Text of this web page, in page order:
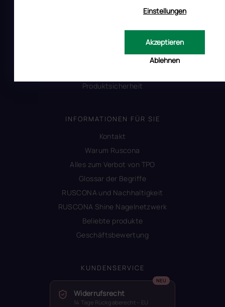
Einstellungen
Ablehnen
Akzeptieren
Versandkosten
Allgemeine Geschäftsbedingungen
Produktsicherheit
INFORMATIONEN FÜR SIE
Kontakt
Warum Ruscona
Alles zum Verbot von TPO
Glossar der Begriffe
RUSCONA und Nachhaltigkeit
RUSCONA Shine Nagelnetzwerk
Beliebte produkte
Geschäftsbewertung
KUNDENSERVICE
Widerrufsrecht
14 Tage Rückgaberecht – EU